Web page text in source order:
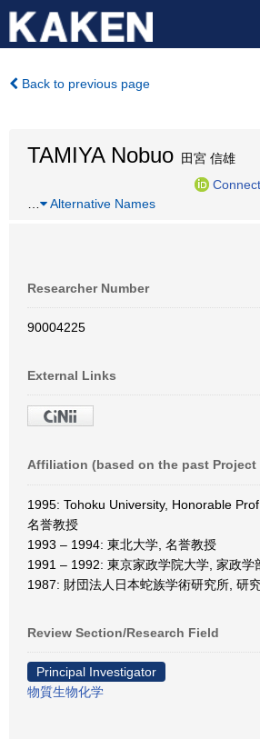
Back to previous page
TAMIYA Nobuo 田宮 信雄
Alternative Names
Researcher Number
90004225
External Links
Affiliation (based on the past Project
1995: Tohoku University, Honorable
名誉教授
1993 – 1994: 東北大学, 名誉教授
1991 – 1992: 東京家政学院大学, 家政学
1987: 財団法人日本蛇族学術研究所, 研
Review Section/Research Field
Principal Investigator
物質生物化学